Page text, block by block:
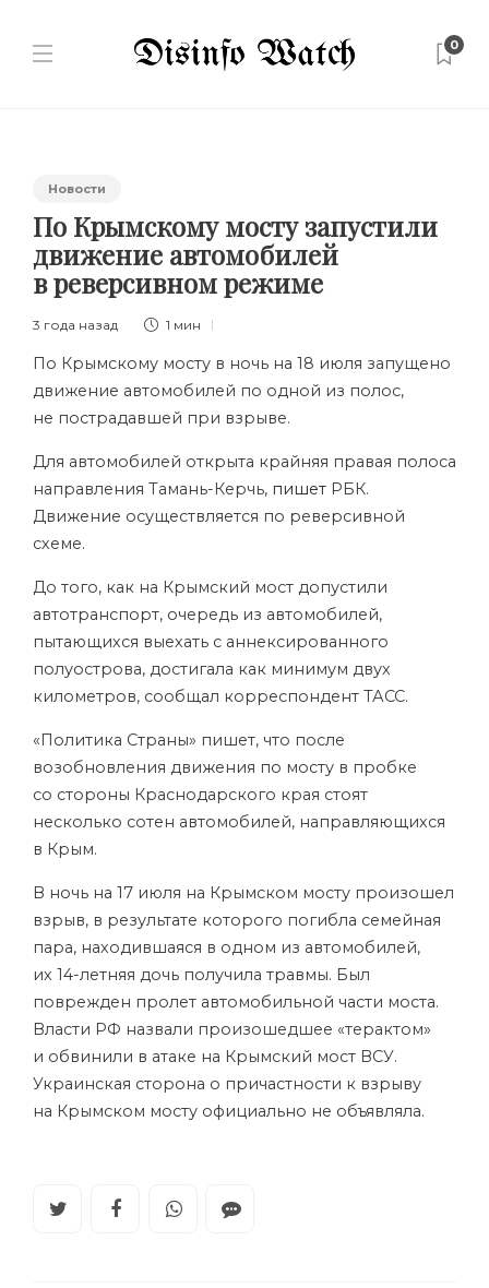
0
Новости
По Крымскому мосту запустили
движение автомобилей
в реверсивном режиме
3 года назад 1 мин
По Крымскому мосту в ночь на 18 июля запущено
движение автомобилей по одной из полос,
не пострадавшей при взрыве.
Для автомобилей открыта крайняя правая полоса
направления Тамань-Керчь, пишет РБК.
Движение осуществляется по реверсивной
схеме.
До того, как на Крымский мост допустили
автотранспорт, очередь из автомобилей,
пытающихся выехать с аннексированного
полуострова, достигала как минимум двух
километров, сообщал корреспондент ТАСС.
«Политика Страны» пишет, что после
возобновления движения по мосту в пробке
со стороны Краснодарского края стоят
несколько сотен автомобилей, направляющихся
в Крым.
В ночь на 17 июля на Крымском мосту произошел
взрыв, в результате которого погибла семейная
пара, находившаяся в одном из автомобилей,
их 14-летняя дочь получила травмы. Был
поврежден пролет автомобильной части моста.
Власти РФ назвали произошедшее «терактом»
и обвинили в атаке на Крымский мост ВСУ.
Украинская сторона о причастности к взрыву
на Крымском мосту официально не объявляла.